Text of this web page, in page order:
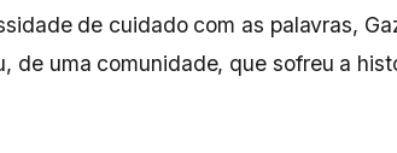
de cuidado com as palavras,
de uma comunidade, que sofreu a